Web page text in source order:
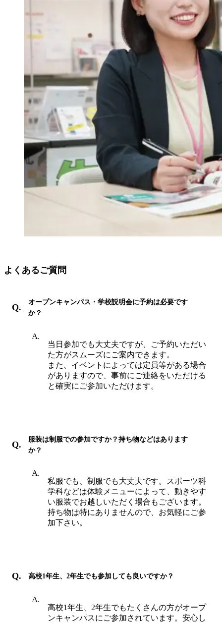
よくあるご質問
オープンキャンパス・学校説明会に予約は必要です
か？
当日参加でも大丈夫ですが、ご予約いただい
た方がスムーズにご案内できます。
また、イベントによっては定員等がある場合
がありますので、事前にご連絡をいただける
と確実にご参加いただけます。
服装は制服での参加ですか？持ち物などはあります
か？
私服でも、制服でも大丈夫です。スポーツ科
学科などは体験メニューによって、動きやす
い服装でお越しいただく場合もございます。
持ち物は特にありませんので、お気軽にご参
加下さい。
高校1年生、2年生でも参加しても良いですか？
高校1年生、2年生でもたくさんの方がオープ
ンキャンパスにご参加されています。安心し